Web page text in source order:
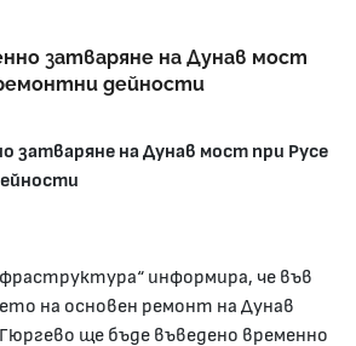
затваряне на Дунав мост
дейности
затваряне на Дунав мост при Русе
информира, че във
на основен ремонт на Дунав
ще бъде въведено временно